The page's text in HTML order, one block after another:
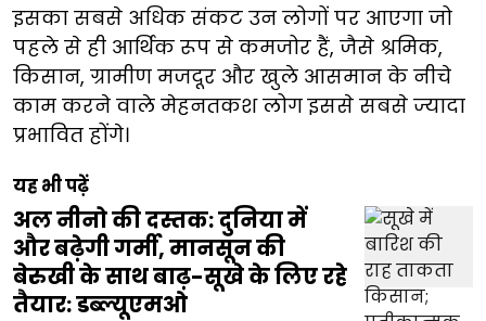
इसका सबसे अधिक संकट उन लोगों पर आएगा जो
पहले से ही आर्थिक रूप से कमजोर हैं, जैसे श्रमिक,
किसान, ग्रामीण मजदूर और खुले आसमान के नीचे
काम करने वाले मेहनतकश लोग इससे सबसे ज्यादा
प्रभावित होंगे।
यह भी पढ़ें
अल नीनो की दस्तक: दुनिया में
और बढ़ेगी गर्मी, मानसून की
बेरुखी के साथ बाढ़-सूखे के लिए रहे
तैयार: डब्ल्यूएमओ